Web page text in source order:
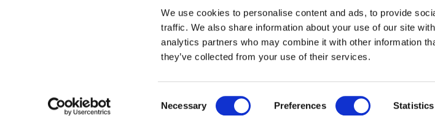
We use cookies to personalise content and ads, to provide
traffic. We also share information about your use of our site
analytics partners who may combine it with other information
they’ve collected from your use of their services.
Selection
Necessary Preferences Statistics
Ligações rápidas
Início
Sobre
Serviços
Parcerias